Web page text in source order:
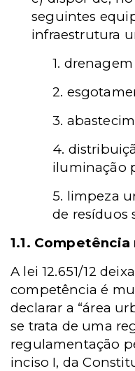
seguintes
infraestrutura
1.
2.
3.
4.
iluminação
5. limpeza
de resíduos
1.1.
A lei 12.651/12
competência é
declarar a “área
se trata de uma
regulamentação
inciso I, da